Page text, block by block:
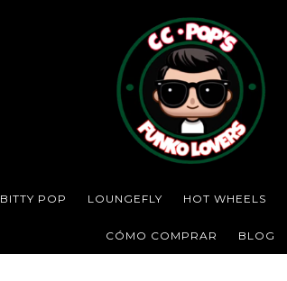
BITTY POP LOUNGEFLY HOT WHEELS
CÓMO COMPRAR BLOG